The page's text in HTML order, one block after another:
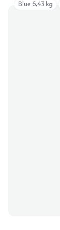
Blue 6,43 kg